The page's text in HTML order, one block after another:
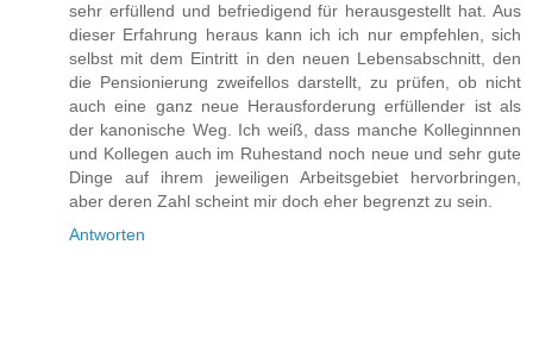
sehr erfüllend und befriedigend für herausgestellt hat. Aus
dieser Erfahrung heraus kann ich ich nur empfehlen, sich
selbst mit dem Eintritt in den neuen Lebensabschnitt, den
die Pensionierung zweifellos darstellt, zu prüfen, ob nicht
auch eine ganz neue Herausforderung erfüllender ist als
der kanonische Weg. Ich weiß, dass manche Kolleginnnen
und Kollegen auch im Ruhestand noch neue und sehr gute
Dinge auf ihrem jeweiligen Arbeitsgebiet hervorbringen,
aber deren Zahl scheint mir doch eher begrenzt zu sein.
Antworten